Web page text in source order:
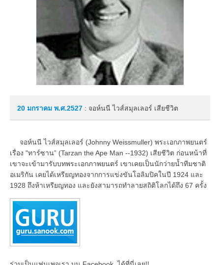
20 มกราคม พ.ศ.2527 : จอห์นนี ไวส์สมุลเลอร์ เสียชีวิต
จอห์นนี ไวส์สมุลเลอร์ (Johnny Weissmuller) พระเอกภาพยนตร์
เรื่อง "ทาร์ซาน” (Tarzan the Ape Man --1932) เสียชีวิต ก่อนหน้าที่
เขาจะเข้ามารับบทพระเอกภาพยนตร์ เขาเคยเป็นนักว่ายน้ำทีมชาติ
อเมริกัน เคยได้เหรียญทองจากการแข่งขันโอลิมปิคในปี 1924 และ
1928 ถึงห้าเหรียญทอง และยังสามารถทำลายสถิติโลกได้ถึง 67 ครั้ง